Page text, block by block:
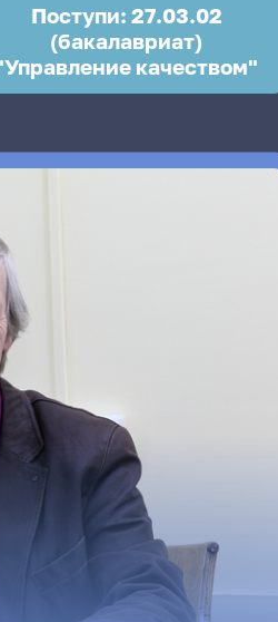
Поступи: 27.03.02
(бакалавриат)
качеством"